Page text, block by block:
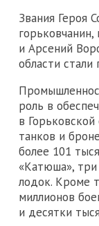
Звания Героя
и Арсений
области
роль в
в
танков и
более 101
«Катюша»,
лодок. Кроме
миллионов
и десятки